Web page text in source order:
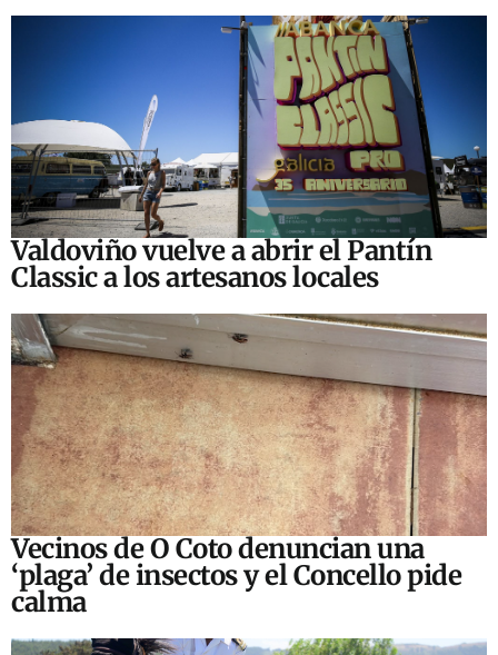
Valdoviño vuelve a abrir el Pantín
Classic a los artesanos locales
Vecinos de O Coto denuncian una
‘plaga’ de insectos y el Concello pide
calma